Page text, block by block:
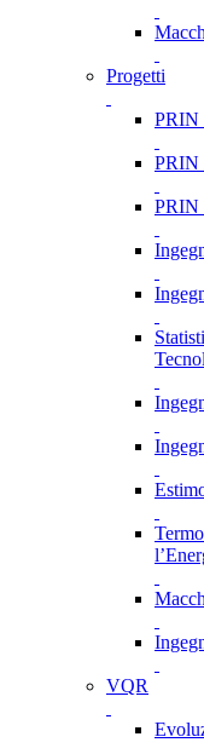
Progetti
PRIN
PRIN
PRIN
VQR